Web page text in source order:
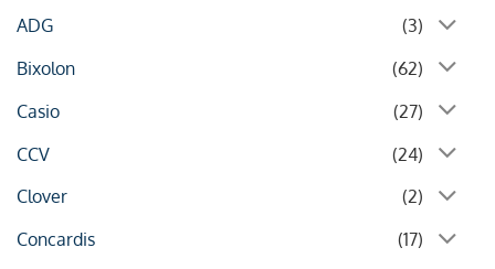
ADG
(3)
Bixolon
(62)
Casio
(27)
CCV
(24)
Clover
(2)
Concardis
(17)